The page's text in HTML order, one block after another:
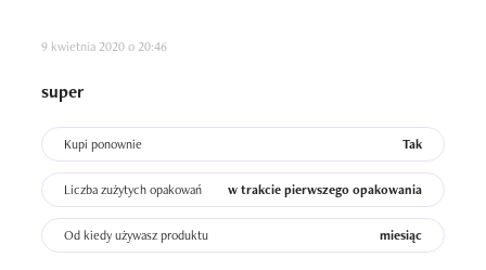
wesprzeć skórę i ładnie ją wypielęgnować.
9 kwietnia 2020 o 20:46
super
Kupi ponownie Tak
Liczba zużytych opakowań w trakcie pierwszego opakowania
Od kiedy używasz produktu miesiąc